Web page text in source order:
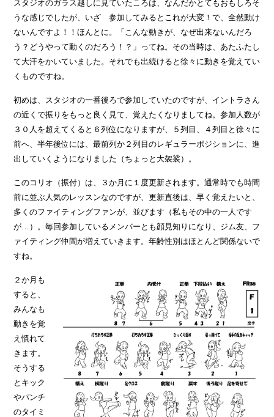
スタジオのガラス越しに見ていたころは、なんだかとてもおもしろそ
うな感じでしたが、いざ 参加してみるとこれが大変！で、全然動け
ないんですよ！！ほんとに。「こんな動きが、なぜ出来ないんだろ
う？どうやって動くのだろう！？」ってね。その当時は、あたふたし
て大汗をかいていました。それでも出続けると徐々に動きを覚えてい
くものですね。
初めは、スタジオの一番後ろで参加していたのですが、イントラさん
の近くで振りをもっと良く見て、覚えたくなりましてね。参加人数が
３０人を超えてくると６列位になりますが、５列目、４列目と徐々に
前へ、半年後位には、最前列か２列目のレギュラーポジションに、進
出していくようになりました（ちょっと大袈裟）。
このコリオ（振付）は、３か月に１度更新されます。通常時でも時間
前に並ぶ人気のレッスンなのですが、更新直後は、早く覚えたいと、
多くのファイティングファンが、並びます（私もその中の一人です
が…）。毎回参加しているメンバーとも顔見知りになり、ジム友、フ
ァイティング仲間が増えていきます。年齢性別はほとんど関係ないで
すね。
２か月も
すると、
みんなも
動きを覚
え慣れて
きます。
そうする
とキック
やパンチ
のタイミ